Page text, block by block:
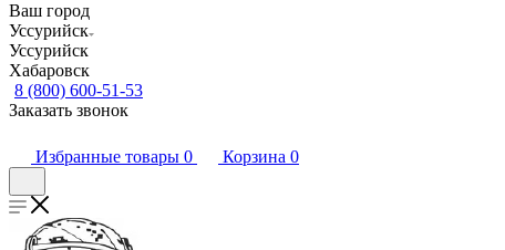
Ваш город
Уссурийск
Уссурийск
Хабаровск
8 (800) 600-51-53
Заказать звонок
Избранные товары 0 Корзина 0